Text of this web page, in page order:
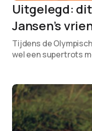
Uitgelegd:
Jansen’s
Tijdens de
wel een supertrots